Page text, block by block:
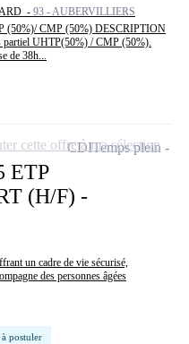
- 93 - AUBERVILLIERS
(50%)/ CMP (50%) DESCRIPTION
UHTP(50%) / CMP (50%).
de 38h...
ETP
(H/F) -
un cadre de vie sécurisé,
des personnes âgées
postuler
CDITemps plein
cette offre à ma sélection